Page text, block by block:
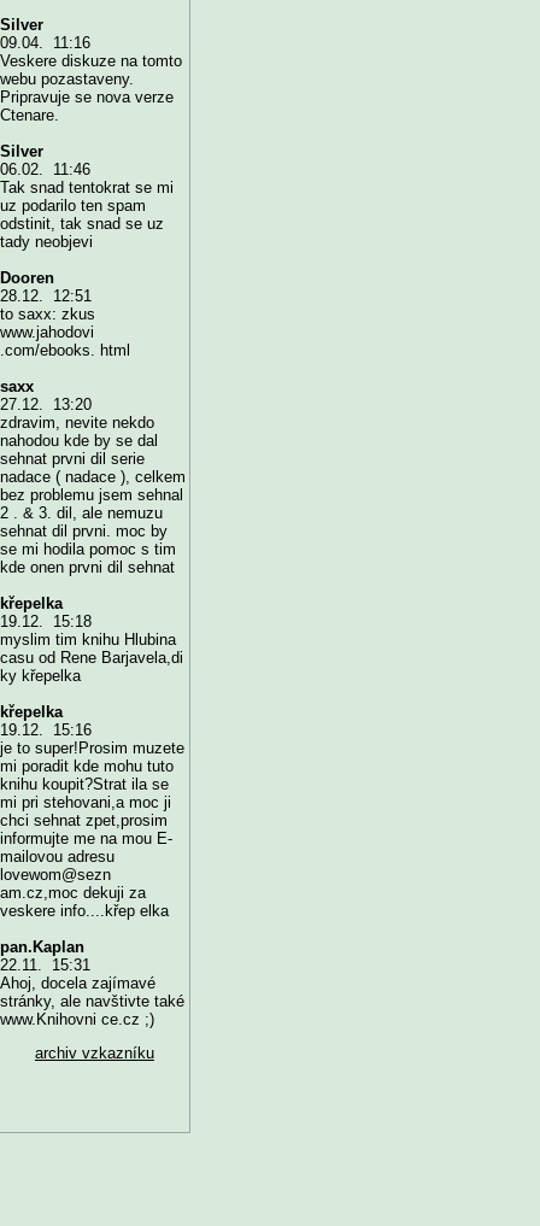
Silver
09.04. 11:16
Veskere diskuze na tomto
webu pozastaveny.
Pripravuje se nova verze
Ctenare.
Silver
06.02. 11:46
Tak snad tentokrat se mi
uz podarilo ten spam
odstinit, tak snad se uz
tady neobjevi
Dooren
28.12. 12:51
to saxx: zkus
www.jahodovi
.com/ebooks. html
saxx
27.12. 13:20
zdravim, nevite nekdo
nahodou kde by se dal
sehnat prvni dil serie
nadace ( nadace ), celkem
bez problemu jsem sehnal
2 . & 3. dil, ale nemuzu
sehnat dil prvni. moc by
se mi hodila pomoc s tim
kde onen prvni dil sehnat
křepelka
19.12. 15:18
myslim tim knihu Hlubina
casu od Rene Barjavela,di
ky křepelka
křepelka
19.12. 15:16
je to super!Prosim muzete
mi poradit kde mohu tuto
knihu koupit?Strat ila se
mi pri stehovani,a moc ji
chci sehnat zpet,prosim
informujte me na mou E-
mailovou adresu
lovewom@sezn
am.cz,moc dekuji za
veskere info....křep elka
pan.Kaplan
22.11. 15:31
Ahoj, docela zajímavé
stránky, ale navštivte také
www.Knihovni ce.cz ;)
archiv vzkazníku